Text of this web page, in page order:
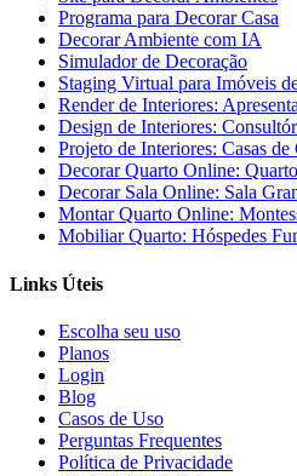
Programa para Decorar Casa
Decorar Ambiente com IA
Simulador de Decoração
Staging Virtual para Imóveis
Render de Interiores:
Design de Interiores:
Projeto de Interiores: Casas de
Decorar Quarto Online:
Decorar Sala Online: Sala
Montar Quarto Online:
Mobiliar Quarto: Hóspedes
Links Úteis
Escolha seu uso
Planos
Login
Blog
Casos de Uso
Perguntas Frequentes
Política de Privacidade